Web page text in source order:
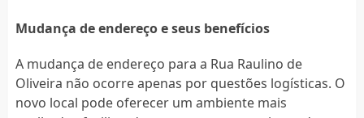
Mudança de endereço e seus benefícios
A mudança de endereço para a Rua Raulino de
Oliveira não ocorre apenas por questões logísticas. O
novo local pode oferecer um ambiente mais